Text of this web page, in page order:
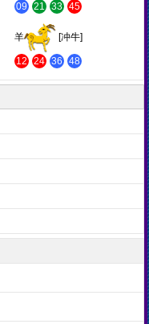
09 21 33 45
羊 [冲牛]
12 24 36 48